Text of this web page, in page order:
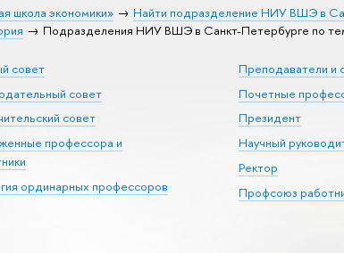
школа экономики» Найти подразделение НИУ ВШЭ в
Подразделения НИУ ВШЭ в Санкт-Петербурге по
совет
совет
совет
профессора и
ординарных профессоров
Преподаватели и
Почетные
Президент
Научный
Ректор
Профсоюз